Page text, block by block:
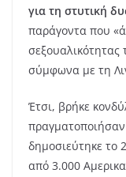
για τη στυτική
παράγοντα που
σύμφωνα με τη
Έτσι, βρήκε
πραγματοποιήσαν
δημοσιεύτηκε το
από 3.000